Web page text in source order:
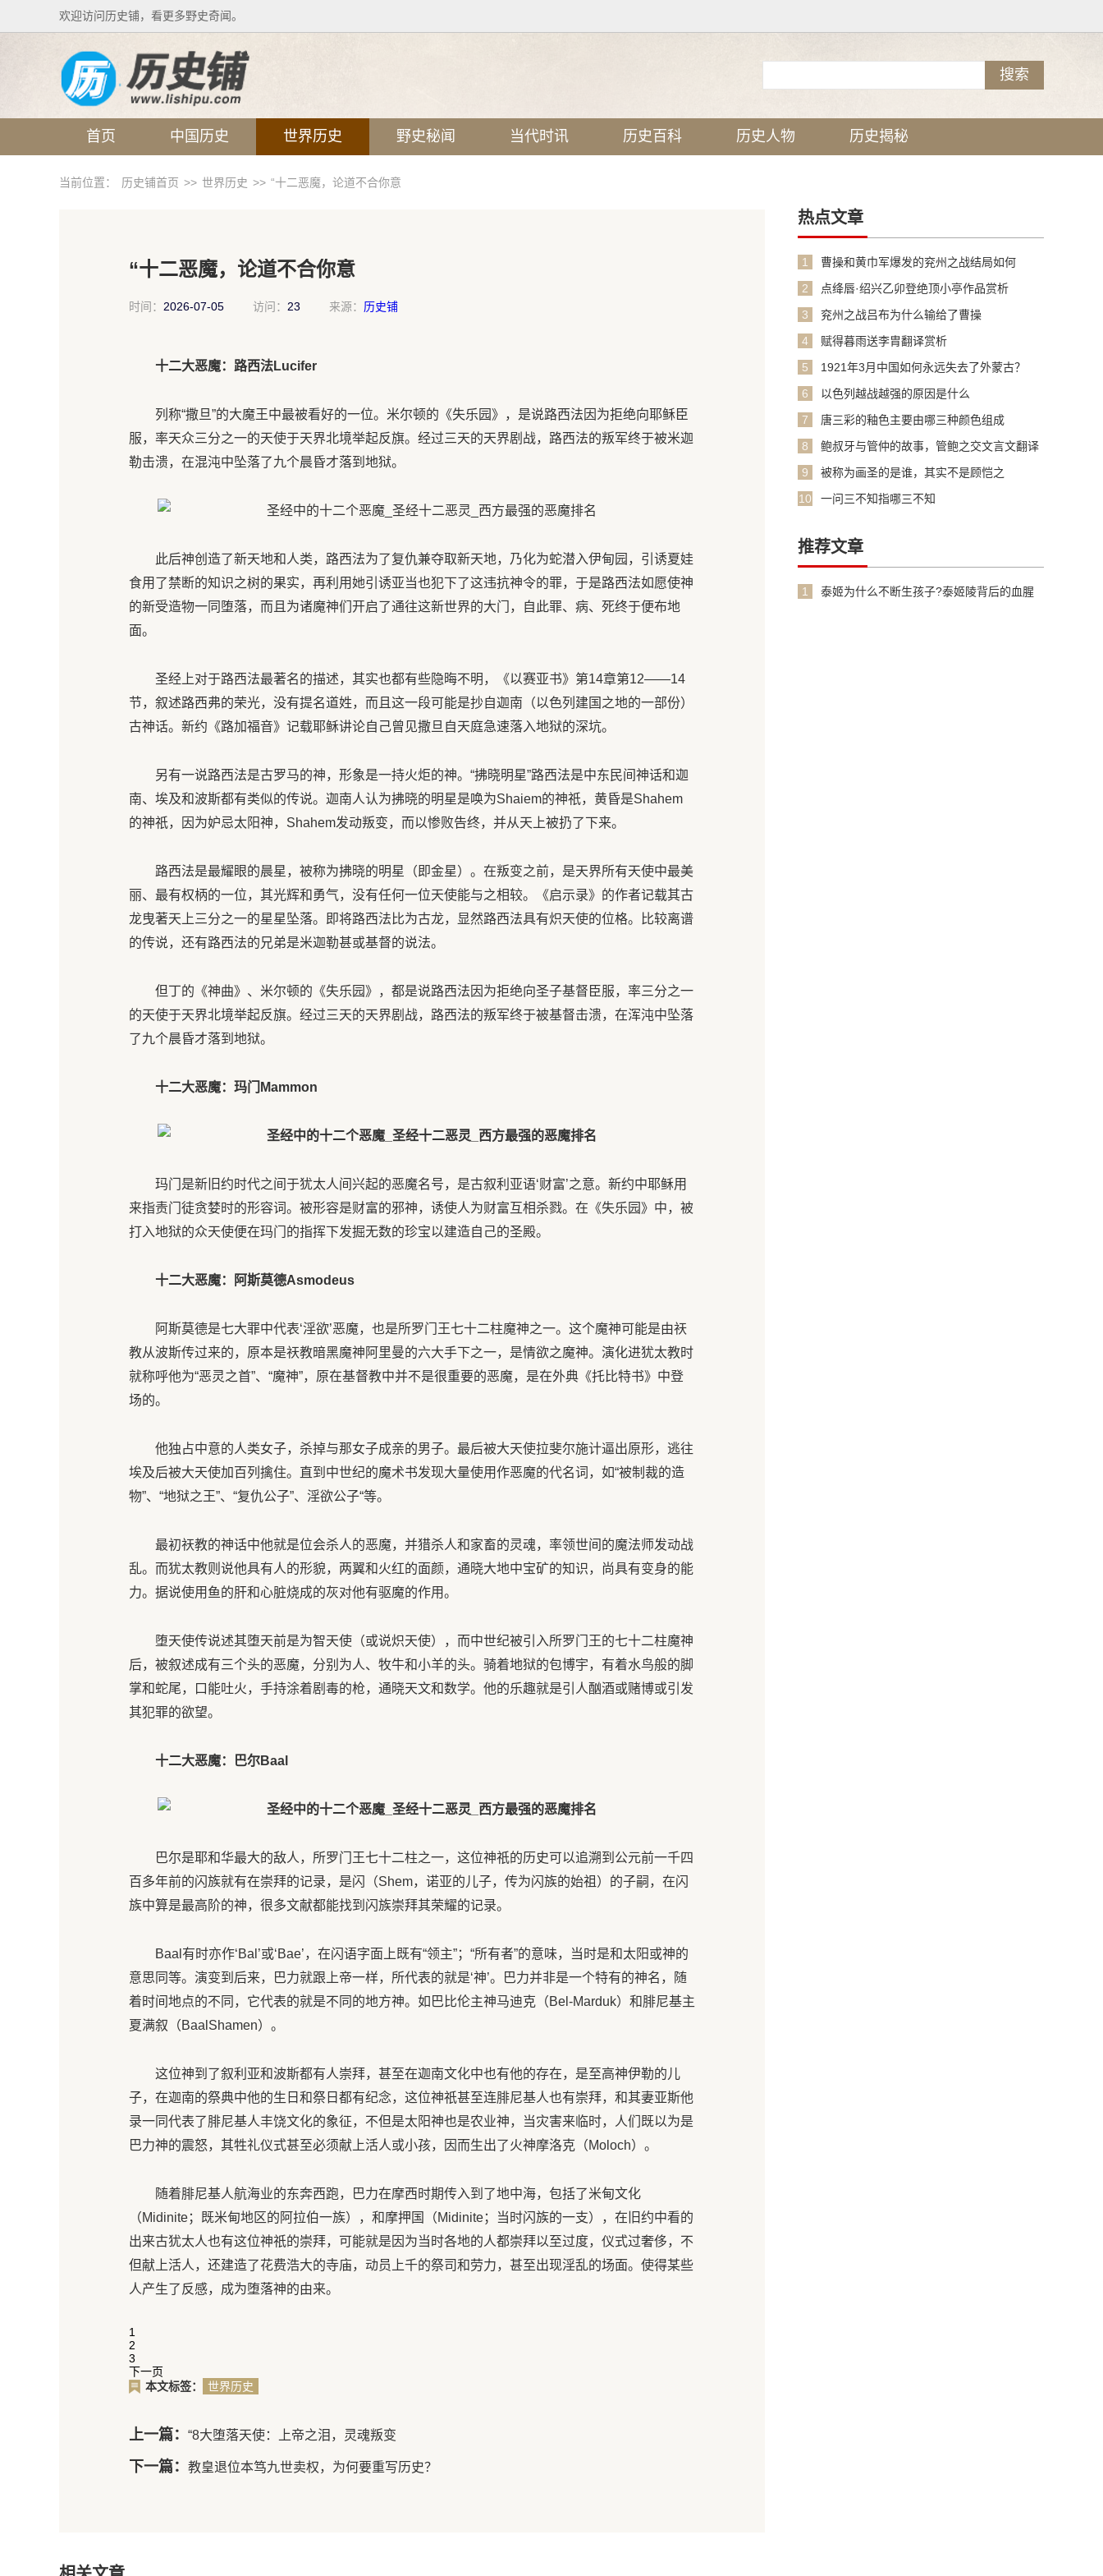
欢迎访问历史铺，看更多野史奇闻。
首页 中国历史 世界历史 野史秘闻 当代时讯 历史百科 历史人物 历史揭秘
当前位置： 历史铺首页 >> 世界历史 >> “十二恶魔，论道不合你意
“十二恶魔，论道不合你意
时间： 2026-07-05 访问： 23 来源： 历史铺
十二大恶魔：路西法Lucifer
列称“撒旦”的大魔王中最被看好的一位。米尔顿的《失乐园》，是说路西法因为拒绝向耶稣臣
服，率天众三分之一的天使于天界北境举起反旗。经过三天的天界剧战，路西法的叛军终于被米迦
勒击溃，在混沌中坠落了九个晨昏才落到地狱。
此后神创造了新天地和人类，路西法为了复仇兼夺取新天地，乃化为蛇潜入伊甸园，引诱夏娃
食用了禁断的知识之树的果实，再利用她引诱亚当也犯下了这违抗神令的罪，于是路西法如愿使神
的新受造物一同堕落，而且为诸魔神们开启了通往这新世界的大门，自此罪、病、死终于便布地
面。
圣经上对于路西法最著名的描述，其实也都有些隐晦不明，《以赛亚书》第14章第12——14
节，叙述路西弗的荣光，没有提名道姓，而且这一段可能是抄自迦南（以色列建国之地的一部份）
古神话。新约《路加福音》记载耶稣讲论自己曾见撒旦自天庭急速落入地狱的深坑。
另有一说路西法是古罗马的神，形象是一持火炬的神。“拂晓明星”路西法是中东民间神话和迦
南、埃及和波斯都有类似的传说。迦南人认为拂晓的明星是唤为Shaiem的神祇，黄昏是Shahem
的神祇，因为妒忌太阳神，Shahem发动叛变，而以惨败告终，并从天上被扔了下来。
路西法是最耀眼的晨星，被称为拂晓的明星（即金星）。在叛变之前，是天界所有天使中最美
丽、最有权柄的一位，其光辉和勇气，没有任何一位天使能与之相较。《启示录》的作者记载其古
龙曳著天上三分之一的星星坠落。即将路西法比为古龙，显然路西法具有炽天使的位格。比较离谱
的传说，还有路西法的兄弟是米迦勒甚或基督的说法。
但丁的《神曲》、米尔顿的《失乐园》，都是说路西法因为拒绝向圣子基督臣服，率三分之一
的天使于天界北境举起反旗。经过三天的天界剧战，路西法的叛军终于被基督击溃，在浑沌中坠落
了九个晨昏才落到地狱。
十二大恶魔：玛门Mammon
玛门是新旧约时代之间于犹太人间兴起的恶魔名号，是古叙利亚语‘财富’之意。新约中耶稣用
来指责门徒贪婪时的形容词。被形容是财富的邪神，诱使人为财富互相杀戮。在《失乐园》中，被
打入地狱的众天使便在玛门的指挥下发掘无数的珍宝以建造自己的圣殿。
十二大恶魔： 阿斯莫德Asmodeus
阿斯莫德是七大罪中代表‘淫欲’恶魔，也是所罗门王七十二柱魔神之一。这个魔神可能是由祆
教从波斯传过来的，原本是祆教暗黑魔神阿里曼的六大手下之一，是情欲之魔神。演化进犹太教时
就称呼他为“恶灵之首”、“魔神”，原在基督教中并不是很重要的恶魔，是在外典《托比特书》中登
场的。
他独占中意的人类女子，杀掉与那女子成亲的男子。最后被大天使拉斐尔施计逼出原形，逃往
埃及后被大天使加百列擒住。直到中世纪的魔术书发现大量使用作恶魔的代名词，如“被制裁的造
物”、“地狱之王”、“复仇公子”、淫欲公子“等。
最初祆教的神话中他就是位会杀人的恶魔，并猎杀人和家畜的灵魂，率领世间的魔法师发动战
乱。而犹太教则说他具有人的形貌，两翼和火红的面颜，通晓大地中宝矿的知识，尚具有变身的能
力。据说使用鱼的肝和心脏烧成的灰对他有驱魔的作用。
堕天使传说述其堕天前是为智天使（或说炽天使），而中世纪被引入所罗门王的七十二柱魔神
后，被叙述成有三个头的恶魔，分别为人、牧牛和小羊的头。骑着地狱的包博宇，有着水鸟般的脚
掌和蛇尾，口能吐火，手持涂着剧毒的枪，通晓天文和数学。他的乐趣就是引人酗酒或赌博或引发
其犯罪的欲望。
十二大恶魔： 巴尔Baal
巴尔是耶和华最大的敌人，所罗门王七十二柱之一，这位神祇的历史可以追溯到公元前一千四
百多年前的闪族就有在崇拜的记录，是闪（Shem，诺亚的儿子，传为闪族的始祖）的子嗣，在闪
族中算是最高阶的神，很多文献都能找到闪族崇拜其荣耀的记录。
Baal有时亦作‘Bal’或‘Bae’，在闪语字面上既有“领主”；“所有者”的意味，当时是和太阳或神的
意思同等。演变到后来，巴力就跟上帝一样，所代表的就是‘神’。巴力并非是一个特有的神名，随
着时间地点的不同，它代表的就是不同的地方神。如巴比伦主神马迪克（Bel-Marduk）和腓尼基主
夏满叙（BaalShamen）。
这位神到了叙利亚和波斯都有人崇拜，甚至在迦南文化中也有他的存在，是至高神伊勒的儿
子，在迦南的祭典中他的生日和祭日都有纪念，这位神祇甚至连腓尼基人也有崇拜，和其妻亚斯他
录一同代表了腓尼基人丰饶文化的象征，不但是太阳神也是农业神，当灾害来临时，人们既以为是
巴力神的震怒，其牲礼仪式甚至必须献上活人或小孩，因而生出了火神摩洛克（Moloch）。
随着腓尼基人航海业的东奔西跑，巴力在摩西时期传入到了地中海，包括了米甸文化
（Midinite；既米甸地区的阿拉伯一族），和摩押国（Midinite；当时闪族的一支），在旧约中看的
出来古犹太人也有这位神祇的崇拜，可能就是因为当时各地的人都崇拜以至过度，仪式过奢侈，不
但献上活人，还建造了花费浩大的寺庙，动员上千的祭司和劳力，甚至出现淫乱的场面。使得某些
人产生了反感，成为堕落神的由来。
1
2
3
下一页
本文标签：
世界历史
上一篇： “8大堕落天使：上帝之泪，灵魂叛变
下一篇： 教皇退位本笃九世卖权，为何要重写历史？
热点文章
1
曹操和黄巾军爆发的兖州之战结局如何
2
点绛唇·绍兴乙卯登绝顶小亭作品赏析
3
兖州之战吕布为什么输给了曹操
4
赋得暮雨送李胄翻译赏析
5
1921年3月中国如何永远失去了外蒙古？
6
以色列越战越强的原因是什么
7
唐三彩的釉色主要由哪三种颜色组成
8
鲍叔牙与管仲的故事，管鲍之交文言文翻译
9
被称为画圣的是谁，其实不是顾恺之
10
一问三不知指哪三不知
推荐文章
1
泰姬为什么不断生孩子?泰姬陵背后的血腥